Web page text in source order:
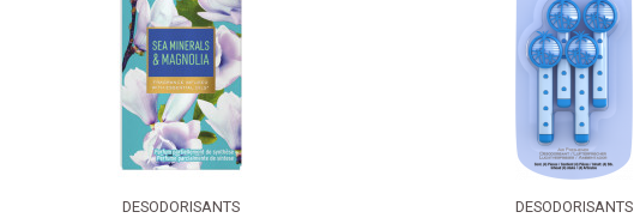
DESODORISANTS DESODORISANTS